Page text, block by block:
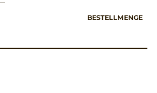
BESTELLMENGE